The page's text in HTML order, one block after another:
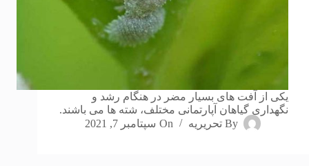
یکی از آفت های بسیار مضر در هنگام رشد و
نگهداری گیاهان آپارتمانی مختلف، شته ها می باشند.
By تحریریه On سپتامبر 7, 2021